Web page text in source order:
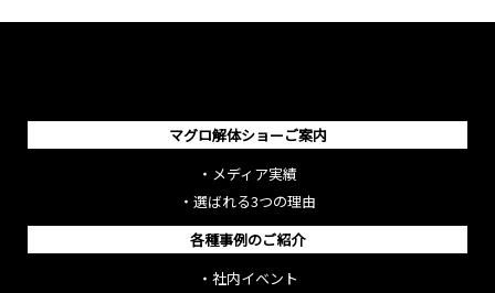
マグロ解体ショーご案内
・ メディア実績
・ 選ばれる3つの理由
各種事例のご紹介
・ 社内イベント